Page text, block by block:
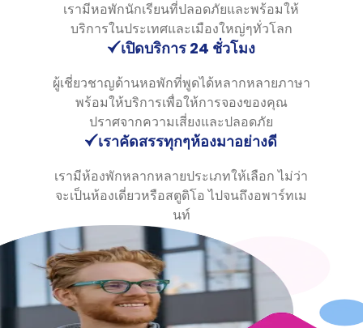
เรามีหอพักนักเรียนที่ปลอดภัยและพร้อมให้
บริการในประเทศและเมืองใหญ่ๆทั่วโลก
เปิดบริการ 24 ชั่วโมง
ผู้เชี่ยวชาญด้านหอพักที่พูดได้หลากหลายภาษา
พร้อมให้บริการเพื่อให้การจองของคุณ
ปราศจากความเสี่ยงและปลอดภัย
เราคัดสรรทุกๆห้องมาอย่างดี
เรามีห้องพักหลากหลายประเภทให้เลือก ไม่ว่า
จะเป็นห้องเดี่ยวหรือสตูดิโอ ไปจนถึงอพาร์ทเม
นท์